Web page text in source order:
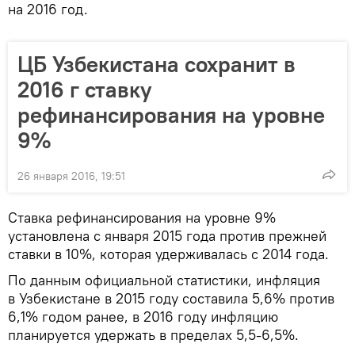
на 2016 год.
ЦБ Узбекистана сохранит в
2016 г ставку
рефинансирования на уровне
9%
26 января 2016, 19:51
Ставка рефинансирования на уровне 9%
установлена с января 2015 года против прежней
ставки в 10%, которая удерживалась с 2014 года.
По данным официальной статистики, инфляция
в Узбекистане в 2015 году составила 5,6% против
6,1% годом ранее, в 2016 году инфляцию
планируется удержать в пределах 5,5-6,5%.